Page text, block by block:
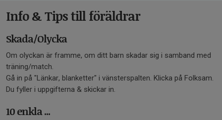
Info & Tips till föräldrar
Skada/Olycka
Om olyckan är framme, om ditt barn skadar sig i samband med
träning/match.
Gå in på "Länkar, blanketter" i vänsterspalten. Klicka på Folksam.
Du fyller i uppgifterna & skickar in.
10 enkla ...